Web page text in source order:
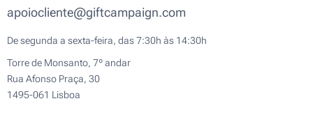
apoiocliente@giftcampaign.com
De segunda a sexta-feira, das 7:30h às 14:30h
Torre de Monsanto, 7º andar
Rua Afonso Praça, 30
1495-061 Lisboa